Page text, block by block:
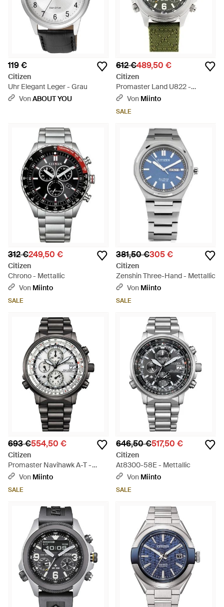
119 €
Citizen
Uhr Elegant Leger - Grau
VonABOUT YOU
612 €489,50 €
Citizen
Promaster Land U822 -
Mettallic
Von Miinto
SALE
312 €249,50 €
Citizen
Chrono - Mettallic
Von Miinto
SALE
381,50 €305 €
Citizen
Zenshin Three-Hand - Mettallic
Von Miinto
SALE
693 €554,50 €
Citizen
Promaster Navihawk A-T -
Mettallic
Von Miinto
SALE
646,50 €517,50 €
Citizen
At8300-58E - Mettallic
Von Miinto
SALE